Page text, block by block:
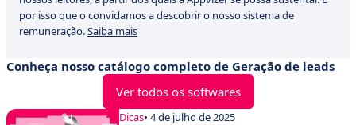
por isso que o convidamos a descobrir o nosso sistema de
remuneração.Saiba mais
Conheça nosso catálogo completo de Geração de leads
Ver todos os softwares
Dicas• 4 de julho de 2025